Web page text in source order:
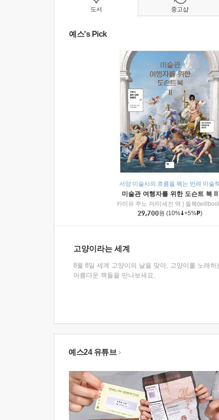
도서
예스's Pick
서양 미술사의 흐름을 꿰는 반려 미술
미술관 여행자를 위한 도슨트 북 II
카미유 주노 저/이세진 역
윌북
29,700원 (10% +5% )
고양이라는 세계
8월 8일 세계 고양이의 날을 맞아, 고양이를 노래하
아름다운 책들을 만나보세요.
중고샵
예스24 유튜브